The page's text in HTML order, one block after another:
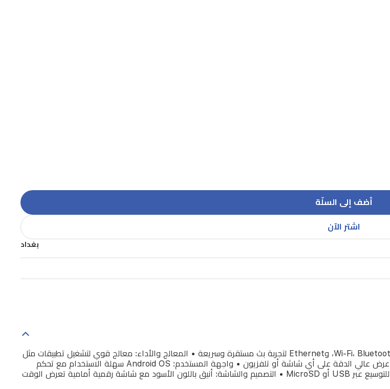
أضف إلى السلّة
اشتر الآن
بغداد
• دقة العرض: 8K Ultra HD لصورة واضحة وسلسة للغاية • الاتصال والشبكات: Wi-Fi، Bluetooth، وEthernet لتجربة بث مستقرة وسريعة • المعالج والأداء: معالج قوي لتشغيل تطبيقات مثل
YouTube، Netflix، Google Play، Disney+ وغيرها بسلاسة • تقنية HDMI: لدعم عرض عالي الدقة على أي شاشة أو تلفزيون • واجهة المستخدم: Android OS سهلة الاستخدام مع تحكم
كامل عبر الريموت المرفق • الذاكرة والتخزين: 2GB RAM / 16GB Storage قابلة للتوسيع عبر USB أو MicroSD • التصميم والشاشة: أنيق باللون الأسود مع شاشة رقمية أمامية تعرض الوقت